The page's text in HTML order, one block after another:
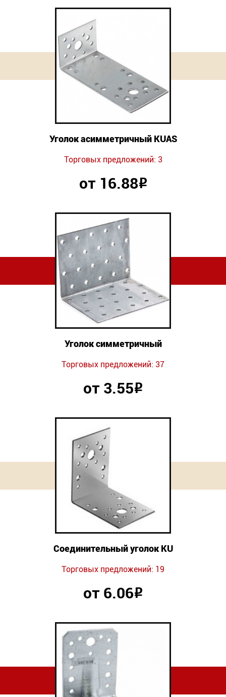
Уголок асимметричный KUAS
Торговых предложений: 3
от 16.88Р
Уголок симметричный
Торговых предложений: 37
от 3.55Р
Соединительный уголок KU
Торговых предложений: 19
от 6.06Р